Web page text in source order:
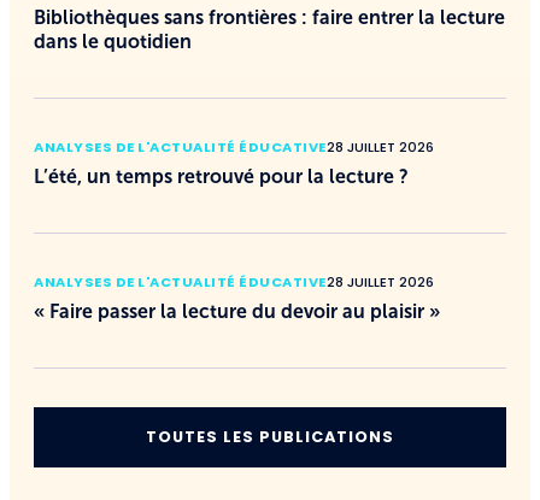
Bibliothèques sans frontières : faire entrer la lecture
dans le quotidien
ANALYSES DE L'ACTUALITÉ ÉDUCATIVE28 JUILLET 2026
L’été, un temps retrouvé pour la lecture ?
ANALYSES DE L'ACTUALITÉ ÉDUCATIVE28 JUILLET 2026
« Faire passer la lecture du devoir au plaisir »
TOUTES LES PUBLICATIONS